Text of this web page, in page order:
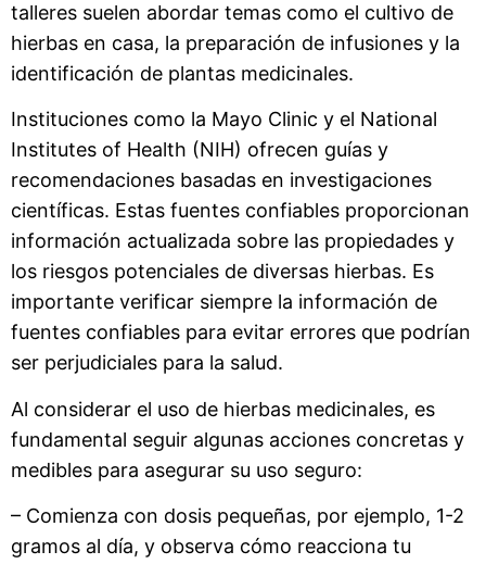
talleres suelen abordar temas como el cultivo de
hierbas en casa, la preparación de infusiones y la
identificación de plantas medicinales.
Instituciones como la Mayo Clinic y el National
Institutes of Health (NIH) ofrecen guías y
recomendaciones basadas en investigaciones
científicas. Estas fuentes confiables proporcionan
información actualizada sobre las propiedades y
los riesgos potenciales de diversas hierbas. Es
importante verificar siempre la información de
fuentes confiables para evitar errores que podrían
ser perjudiciales para la salud.
Al considerar el uso de hierbas medicinales, es
fundamental seguir algunas acciones concretas y
medibles para asegurar su uso seguro:
– Comienza con dosis pequeñas, por ejemplo, 1-2
gramos al día, y observa cómo reacciona tu